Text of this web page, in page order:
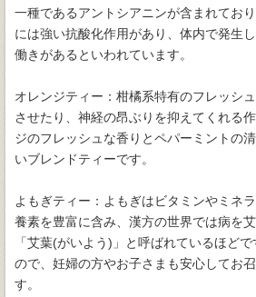
一種であるアントシアニンが含まれてお
には強い抗酸化作用があり、体内で発生
働きがあるといわれています。
オレンジティー：柑橘系特有のフレッシ
させたり、神経の昂ぶりを抑えてくれる
ジのフレッシュな香りとペパーミントの
いブレンドティーです。
よもぎティー：よもぎはビタミンやミネ
養素を豊富に含み、漢方の世界では病を
「艾葉(がいよう)」と呼ばれているほど
ので、妊婦の方やお子さまも安心してお
す。